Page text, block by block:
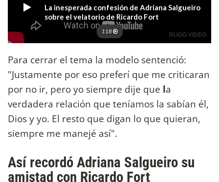
Para cerrar el tema la modelo sentenció:
"Justamente por eso preferí que me criticaran
por no ir, pero yo siempre dije que la
verdadera relación que teníamos la sabían él,
Dios y yo. El resto que digan lo que quieran,
siempre me manejé así".
Así recordó Adriana Salgueiro su
amistad con Ricardo Fort